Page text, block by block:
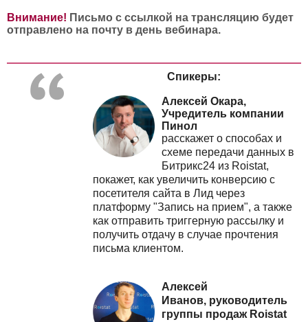
Внимание! Письмо с ссылкой на трансляцию будет
отправлено на почту в день вебинара.
Спикеры:
Алексей Окара,
Учредитель компании
Пинол
расскажет о способах и
схеме передачи данных в
Битрикс24 из Roistat,
покажет, как увеличить конверсию с
посетителя сайта в Лид через
платформу "Запись на прием", а также
как отправить триггерную рассылку и
получить отдачу в случае прочтения
письма клиентом.
Алексей
Иванов, руководитель
группы продаж Roistat